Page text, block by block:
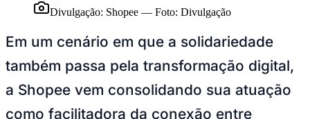
Panorama Econômico
Para Sua Empresa
Anuncie no Portal
Verificar EmpresaNovo
Anunciar Vagas Novo
Publicidade Legal
Divulgação: Shopee — Foto: Divulgação
Em um cenário em que a solidariedade
também passa pela transformação digital,
a Shopee vem consolidando sua atuação
como facilitadora da conexão entre